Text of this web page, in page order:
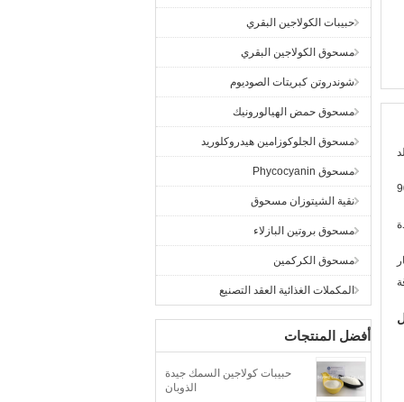
حبيبات الكولاجين البقري
مسحوق الكولاجين البقري
شوندروتن كبريتات الصوديوم
مسحوق حمض الهيالورونيك
مسحوق الجلوكوزامين هيدروكلوريد
مسحوق Phycocyanin
نقية الشيتوزان مسحوق
مسحوق بروتين البازلاء
مسحوق الكركمين
المكملات الغذائية العقد التصنيع
أفضل المنتجات
حبيبات كولاجين السمك جيدة
الذوبان